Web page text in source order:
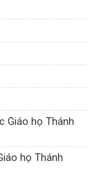
Giáo họ Thánh
họ Thánh